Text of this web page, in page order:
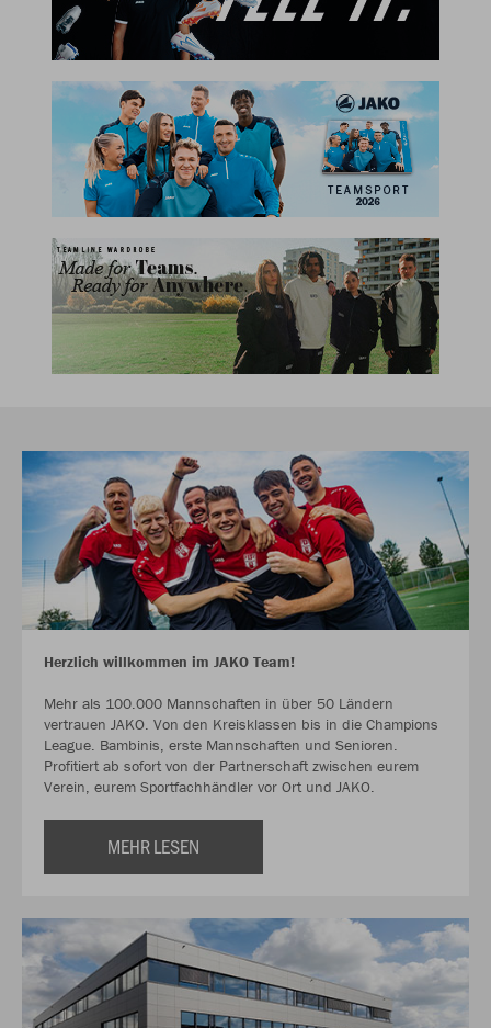
Herzlich willkommen im JAKO Team!
Mehr als 100.000 Mannschaften in über 50 Ländern
vertrauen JAKO. Von den Kreisklassen bis in die Champions
League. Bambinis, erste Mannschaften und Senioren.
Profitiert ab sofort von der Partnerschaft zwischen eurem
Verein, eurem Sportfachhändler vor Ort und JAKO.
MEHR LESEN